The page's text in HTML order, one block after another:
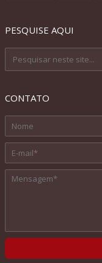
PESQUISE AQUI
CONTATO